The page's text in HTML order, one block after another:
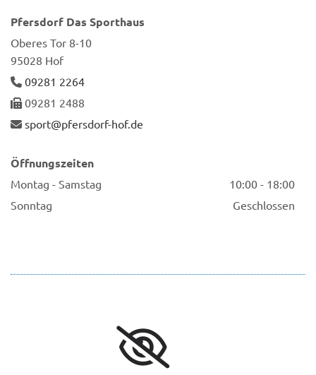
Pfers­dorf Das Sport­haus
Obe­res Tor 8-10
95028 Hof
 09281 2264
 09281 2488
 sport@​pfersdorf-​hof.​de
Öffnungszeiten
Montag - Samstag
10:00 - 18:00
Sonntag
Geschlossen